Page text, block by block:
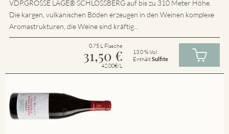
VDP.GROSSE LAGE® SCHLOSSBERG auf bis zu 310 Meter Höhe.
Die kargen, vulkanischen Böden erzeugen in den Weinen komplexe
Aromastrukturen, die Weine sind kräftig...
0.75 L Flasche
31,50 €
42.00€/L
13.0 % Vol
EnthältSulfite